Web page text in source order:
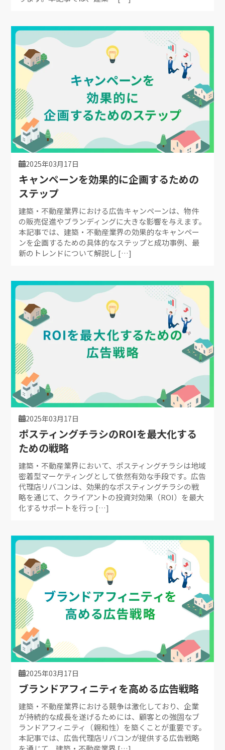
2025年03月17日
キャンペーンを効果的に企画するための
ステップ
建築・不動産業界における広告キャンペーンは、物件
の販売促進やブランディングに大きな影響を与えます。
本記事では、建築・不動産業界の効果的なキャンペー
ンを企画するための具体的なステップと成功事例、最
新のトレンドについて解説し […]
2025年03月17日
ポスティングチラシのROIを最大化する
ための戦略
建築・不動産業界において、ポスティングチラシは地域
密着型マーケティングとして依然有効な手段です。広告
代理店リバコンは、効果的なポスティングチラシの戦
略を通じて、クライアントの投資対効果（ROI）を最大
化するサポートを行っ […]
2025年03月17日
ブランドアフィニティを高める広告戦略
建築・不動産業界における競争は激化しており、企業
が持続的な成長を遂げるためには、顧客との強固なブ
ランドアフィニティ（親和性）を築くことが重要です。
本記事では、広告代理店リバコンが提供する広告戦略